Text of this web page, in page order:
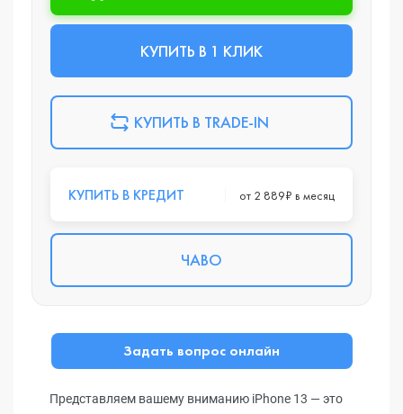
КУПИТЬ В 1 КЛИК
КУПИТЬ В TRADE-IN
КУПИТЬ В КРЕДИТ от 2 889₽ в месяц
ЧАВО
Задать вопрос онлайн
Представляем вашему вниманию iPhone 13 — это